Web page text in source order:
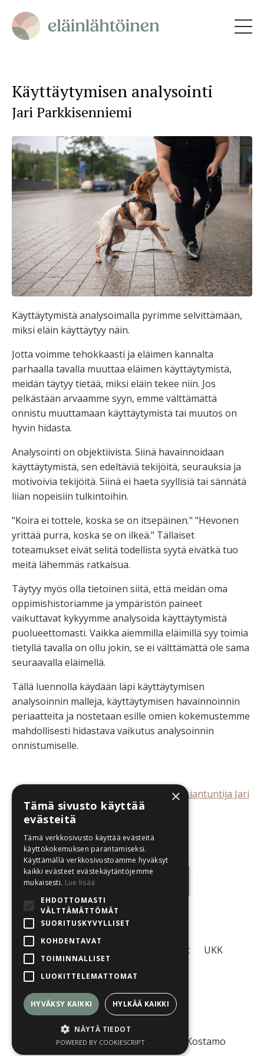
Käyttäytymisen analysointi
Jari Parkkisenniemi
Käyttäytymistä analysoimalla pyrimme selvittämään,
miksi eläin käyttäytyy näin.
Jotta voimme tehokkaasti ja eläimen kannalta
parhaalla tavalla muuttaa eläimen käyttäytymistä,
meidän täytyy tietää, miksi eläin tekee niin. Jos
pelkästään arvaamme syyn, emme välttämättä
onnistu muuttamaan käyttäytymistä tai muutos on
hyvin hidasta.
Analysointi on objektiivista. Siinä havainnoidaan
käyttäytymistä, sen edeltäviä tekijöitä, seurauksia ja
motivoivia tekijöitä. Siinä ei haeta syyllisiä tai sännätä
liian nopeisiin tulkintoihin.
"Koira ei tottele, koska se on itsepäinen." "Hevonen
yrittää purra, koska se on ilkeä." Tällaiset
toteamukset eivät selitä todellista syytä eivätkä tuo
meitä lähemmäs ratkaisua.
Täytyy myös olla tietoinen siitä, että meidän oma
oppimishistoriamme ja ympäristön paineet
vaikuttavat kykyymme analysoida käyttäytymistä
puolueettomasti. Vaikka aiemmilla eläimillä syy toimia
tietyllä tavalla on ollu jokin, se ei välttämättä ole sama
seuraavalla eläimellä.
Tällä luennolla käydään läpi käyttäytymisen
analysoinnin malleja, käyttäytymisen havainnoinnin
periaatteita ja nostetaan esille omien kokemustemme
mahdollisesti hidastava vaikutus analysoinnin
onnistumiselle.
Luennoitsijana käyttäytymisanalyysin asiantuntija Jari
Parkkisenniemi.
Luento on poistunut jäsensivustolta.
Luentolistaan
Käyttöehdot UKK
© 2026 Eläinlähtöinen Oy
© 2026 Kuvat: Koiratuulia, Sanna Kostamo
×
Tämä sivusto käyttää
evästeitä
Tämä verkkosivusto käyttää evästeitä
käyttökokemuksen parantamiseksi.
Käyttämällä verkkosivustoamme hyväksyt
kaikki evästeet evästekäytäntöjemme
mukaisesti. Lue lisää
EHDOTTOMASTI
VÄLTTÄMÄTTÖMÄT
SUORITUSKYVYLLISET
KOHDENTAVAT
TOIMINNALLISET
LUOKITTELEMATTOMAT
HYVÄKSY KAIKKI HYLKÄÄ KAIKKI
NÄYTÄ TIEDOT
POWERED BY COOKIESCRIPT